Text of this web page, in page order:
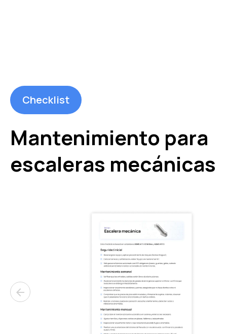
Checklist
Mantenimiento para
escaleras mecánicas
arrow_back